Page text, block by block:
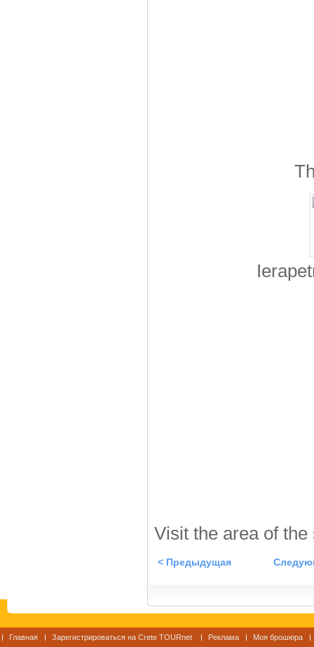
Visit the area of
< Предыдущая
Главная Зарегистрироваться на Crete TOURnet Реклама Моя брошюра